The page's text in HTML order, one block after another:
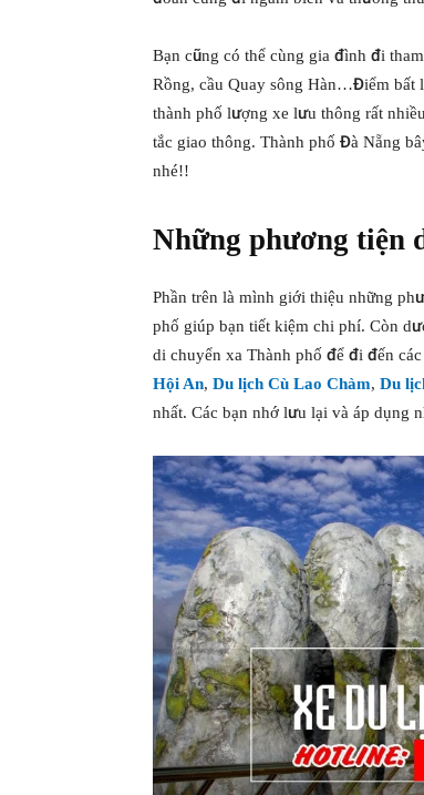
Bạn cũng có thể cùng gia đình đi
Rồng, cầu Quay sông Hàn…Điểm bất
thành phố lượng xe lưu thông rất
tắc giao thông. Thành phố Đà Nẵng
nhé!!
Những phương tiện
Phần trên là mình giới thiệu những
phố giúp bạn tiết kiệm chi phí. Còn
di chuyển xa Thành phố để đi đến
Hội An, Du lịch Cù Lao Chàm, Du
nhất. Các bạn nhớ lưu lại và áp dụng